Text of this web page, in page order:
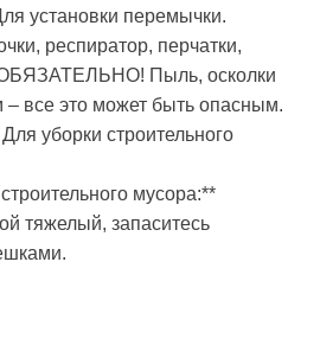
установки перемычки.
респиратор, перчатки,
Пыль, осколки
– все это может быть опасным.
уборки строительного
мусора:**
тяжелый, запаситесь